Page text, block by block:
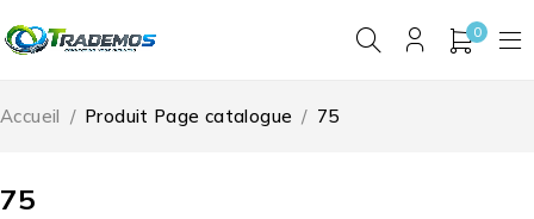
0
75
Accueil / Produit Page catalogue / 75